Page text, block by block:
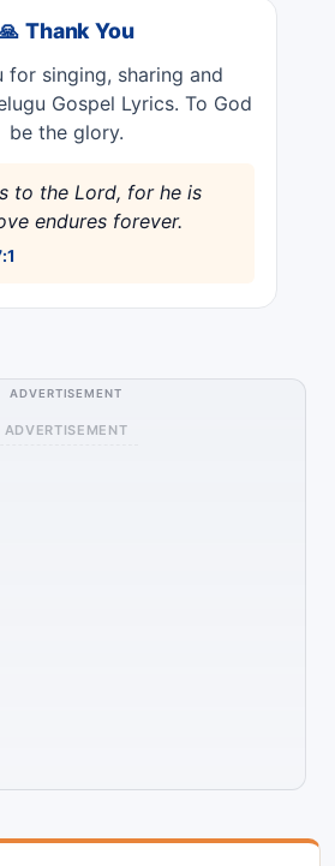
Thank You
for singing, sharing and
Gospel Lyrics. To God
be the glory.
to the Lord, for he is
endures forever.
ADVERTISEMENT
ADVERTISEMENT